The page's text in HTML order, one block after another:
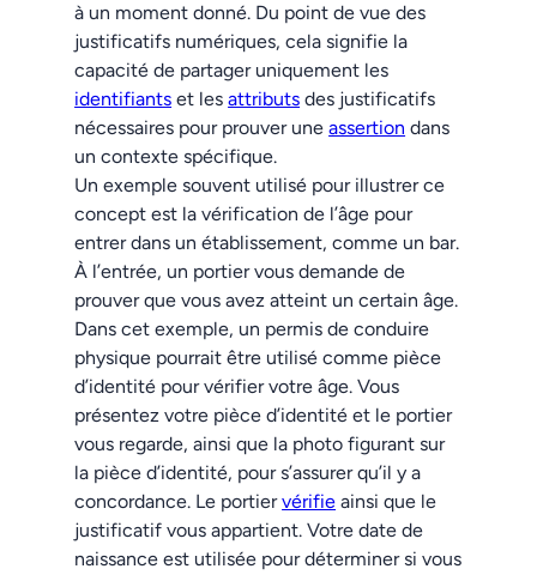
à un moment donné. Du point de vue des
justificatifs numériques, cela signifie la
capacité de partager uniquement les
identifiants et lesattributs des justificatifs
nécessaires pour prouver uneassertion dans
un contexte spécifique.
Un exemple souvent utilisé pour illustrer ce
concept est la vérification de l’âge pour
entrer dans un établissement, comme un bar.
À l’entrée, un portier vous demande de
prouver que vous avez atteint un certain âge.
Dans cet exemple, un permis de conduire
physique pourrait être utilisé comme pièce
d’identité pour vérifier votre âge. Vous
présentez votre pièce d’identité et le portier
vous regarde, ainsi que la photo figurant sur
la pièce d’identité, pour s’assurer qu’il y a
concordance. Le portiervérifie ainsi que le
justificatif vous appartient. Votre date de
naissance est utilisée pour déterminer si vous